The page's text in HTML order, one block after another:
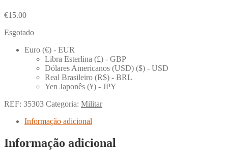
€15.00
Esgotado
Euro (€) - EUR
Libra Esterlina (£) - GBP
Dólares Americanos (USD) ($) - USD
Real Brasileiro (R$) - BRL
Yen Japonês (¥) - JPY
REF: 35303 Categoria: Militar
Informação adicional
Informação adicional